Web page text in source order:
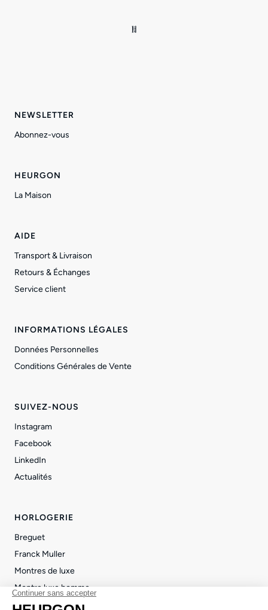
NEWSLETTER
Abonnez-vous
HEURGON
La Maison
AIDE
Transport & Livraison
Retours & Échanges
Service client
INFORMATIONS LÉGALES
Données Personnelles
Conditions Générales de Vente
SUIVEZ-NOUS
Instagram
Facebook
LinkedIn
Actualités
HORLOGERIE
Breguet
Franck Muller
Montres de luxe
Montre luxe homme
Montre luxe femme